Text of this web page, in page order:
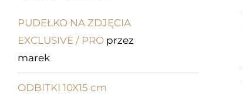
PUDEŁKO NA ZDJĘCIA
EXCLUSIVE / PRO przez
marek
ODBITKI 10X15 cm